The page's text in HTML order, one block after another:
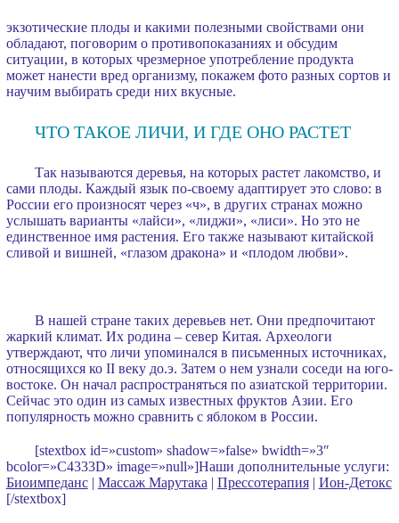
экзотические плоды и какими полезными свойствами они
обладают, поговорим о противопоказаниях и обсудим
ситуации, в которых чрезмерное употребление продукта
может нанести вред организму, покажем фото разных сортов и
научим выбирать среди них вкусные.
ЧТО ТАКОЕ ЛИЧИ, И ГДЕ ОНО РАСТЕТ
Так называются деревья, на которых растет лакомство, и
сами плоды. Каждый язык по-своему адаптирует это слово: в
России его произносят через «ч», в других странах можно
услышать варианты «лайси», «лиджи», «лиси». Но это не
единственное имя растения. Его также называют китайской
сливой и вишней, «глазом дракона» и «плодом любви».
В нашей стране таких деревьев нет. Они предпочитают
жаркий климат. Их родина – север Китая. Археологи
утверждают, что личи упоминался в письменных источниках,
относящихся ко II веку до.э. Затем о нем узнали соседи на юго-
востоке. Он начал распространяться по азиатской территории.
Сейчас это один из самых известных фруктов Азии. Его
популярность можно сравнить с яблоком в России.
[stextbox id=»custom» shadow=»false» bwidth=»3″
bcolor=»C4333D» image=»null»]Наши дополнительные услуги:
Биоимпеданс| Массаж Марутака | Прессотерапия| Ион-Детокс
[/stextbox]